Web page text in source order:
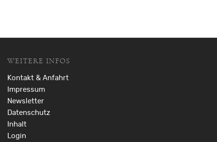
WEITERE INFOS
Kontakt & Anfahrt
Impressum
Newsletter
Datenschutz
Inhalt
Login